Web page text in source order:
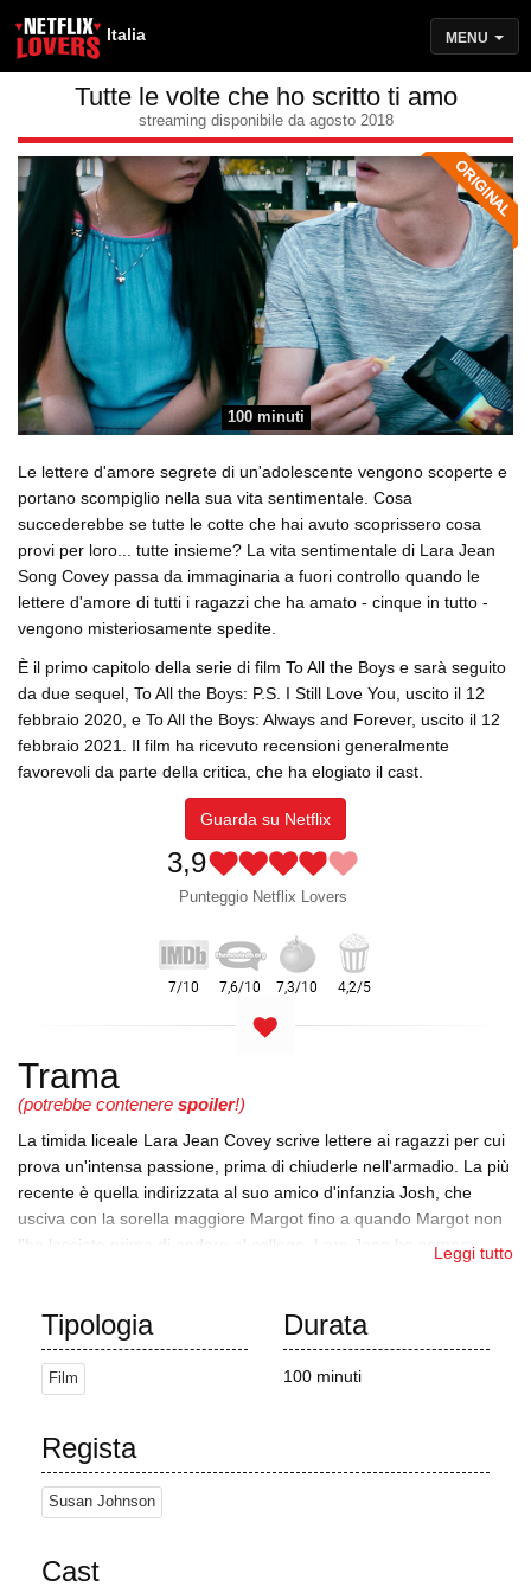
Italia MENU
Tutte le volte che ho scritto ti amo
streaming disponibile da agosto 2018
100 minuti
Le lettere d'amore segrete di un'adolescente vengono scoperte e
portano scompiglio nella sua vita sentimentale. Cosa
succederebbe se tutte le cotte che hai avuto scoprissero cosa
provi per loro... tutte insieme? La vita sentimentale di Lara Jean
Song Covey passa da immaginaria a fuori controllo quando le
lettere d'amore di tutti i ragazzi che ha amato - cinque in tutto -
vengono misteriosamente spedite.
È il primo capitolo della serie di film To All the Boys e sarà seguito
da due sequel, To All the Boys: P.S. I Still Love You, uscito il 12
febbraio 2020, e To All the Boys: Always and Forever, uscito il 12
febbraio 2021. Il film ha ricevuto recensioni generalmente
favorevoli da parte della critica, che ha elogiato il cast.
Guarda su Netflix
3,9
Punteggio Netflix Lovers
Trama
(potrebbe contenere spoiler!)
La timida liceale Lara Jean Covey scrive lettere ai ragazzi per cui
prova un'intensa passione, prima di chiuderle nell'armadio. La più
recente è quella indirizzata al suo amico d'infanzia Josh, che
usciva con la sorella maggiore Margot fino a quando Margot non
l'ha lasciato prima di andare al college. Lara Jean ha sempre
mentre è in compagnia della sorellina Kitty, che entra di nascosto
nella sua stanza e trova la sua collezione di lettere. Il lunedì
successivo, a scuola, Lara Jean si trova di fronte a un ex cotta,
Peter Kavinsky. Lui ha ricevuto la lettera che lei gli aveva scritto,
con la sua lettera e, in un momento di panico, Lara Jean bacia
Peter per allontanare Josh prima di scappare.
Lara Jean incontra poi un altro destinatario di una lettera, Lucas,
spedite. In seguito esce di casa per evitare sia Josh che Peter,
Leggi tutto
Tipologia
Film
Durata
100 minuti
Regista
Susan Johnson
Cast